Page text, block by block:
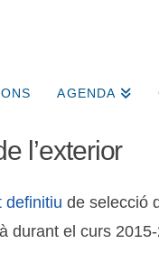
AGENDA
l’exterior
definitiu de selecció
durant el curs